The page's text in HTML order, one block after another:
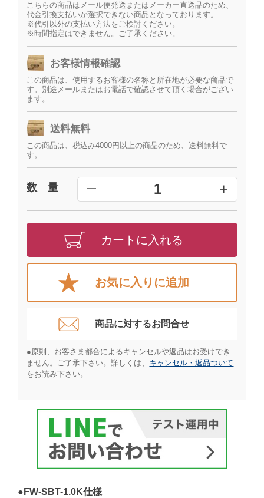
こちらの商品はメール便発送またはメーカー直送品のため、
代金引換支払いが選択できない商品となっております。
※代引以外の支払い方法をご検討ください。
※時間指定はできません。ご了承ください。
お客様情報確認
この商品は、使用するお客様の名称と所在地が必要な商品で
す。別途メールまたはお電話で確認させて頂く場合がござい
ます。
送料無料
この商品は、税込み4000円以上の商品のため、送料無料で
す。
数 量 ━ 1 +
カートに入れる
お気に入りに追加
商品に対するお問合せ​
●原則、お客さま都合によるキャンセルや返品はお受けでき
ません。ご了承下さい。詳しくは、 キャンセル・返品ついて
をお読み下さい。​
●FW-SBT-1.0K仕様